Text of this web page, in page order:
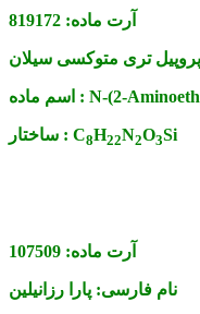
آرت ماده: 819172
اسم ماده : N-(2-
ساختار : C8H22N2O3Si
آرت ماده: 107509
نام فارسی: پارا رزانیلین